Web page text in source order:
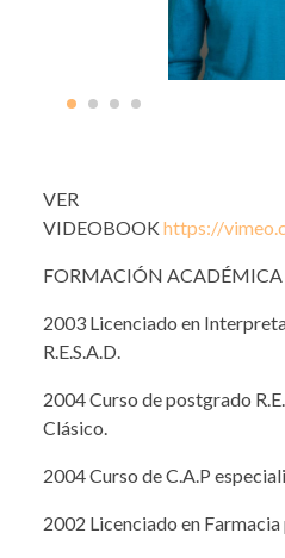
VER
VIDEOBOOK https://
FORMACIÓN ACADÉMICA
2003 Licenciado en
R.E.S.A.D.
2004 Curso de postgrado
Clásico.
2004 Curso de C.A.P
2002 Licenciado en